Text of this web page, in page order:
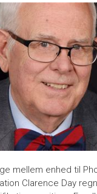
mellem enhed til
Clarence Day